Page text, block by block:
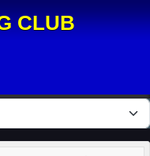
CLUB